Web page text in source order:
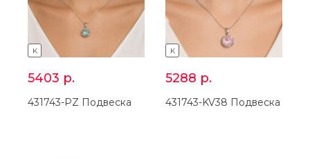
K
5403 р.
431743-PZ Подвеска
K
5288 р.
431743-KV38 Подвеска